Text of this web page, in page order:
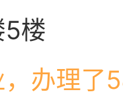
楼
办理了